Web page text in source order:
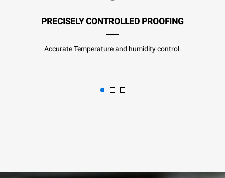
PRECISELY CONTROLLED PROOFING
Accurate Temperature and humidity control.